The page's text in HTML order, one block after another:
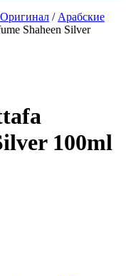
/Арабские
Shaheen Silver
100ml